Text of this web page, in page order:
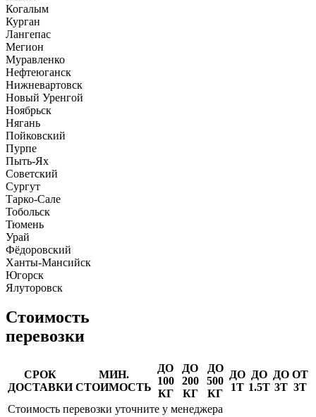
Когалым
Курган
Лангепас
Мегион
Муравленко
Нефтеюганск
Нижневартовск
Новый Уренгой
Ноябрьск
Нягань
Пойковский
Пурпе
Пыть-Ях
Советский
Сургут
Тарко-Сале
Тобольск
Тюмень
Урай
Фёдоровский
Ханты-Мансийск
Югорск
Ялуторовск
Стоимость
перевозки
СРОК
ДОСТАВКИ
МИН.
СТОИМОСТЬ
ДО
100
КГ
ДО
200
КГ
ДО
500
КГ
ДО
1Т
ДО
1.5Т
ДО
3Т
ОТ
3Т
Стоимость перевозки уточните у менеджера